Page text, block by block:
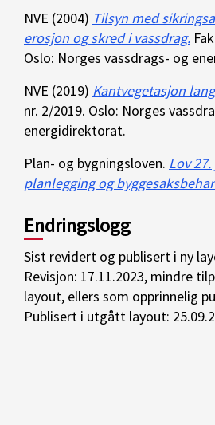
NVE (2004) Tilsyn med
erosjon og skred i vassdrag.
Oslo: Norges vassdrags- og
NVE (2019) Kantvegetasjon
nr. 2/2019. Oslo: Norges
energidirektorat.
Plan- og bygningsloven. Lov
planlegging og
Endringslogg
Sist revidert og publisert i ny
Revisjon: 17.11.2023, mindre
layout, ellers som opprinnelig
Publisert i utgått layout: